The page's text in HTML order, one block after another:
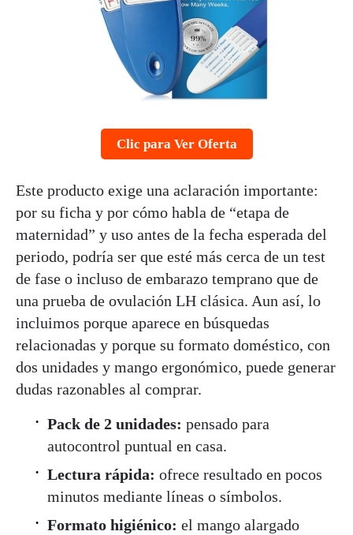
Clic para Ver Oferta
Este producto exige una aclaración importante:
por su ficha y por cómo habla de “etapa de
maternidad” y uso antes de la fecha esperada del
periodo, podría ser que esté más cerca de un test
de fase o incluso de embarazo temprano que de
una prueba de ovulación LH clásica. Aun así, lo
incluimos porque aparece en búsquedas
relacionadas y porque su formato doméstico, con
dos unidades y mango ergonómico, puede generar
dudas razonables al comprar.
Pack de 2 unidades: pensado para
autocontrol puntual en casa.
Lectura rápida: ofrece resultado en pocos
minutos mediante líneas o símbolos.
Formato higiénico: el mango alargado